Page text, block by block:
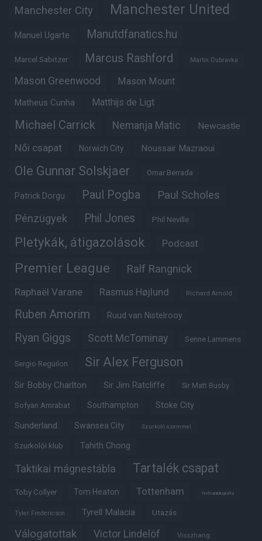
Manchester City Manchester United
Manuel Ugarte Manutdfanatics.hu
Marcel Sabitzer Marcus Rashford Martin Dubravka
Mason Greenwood Mason Mount
Matheus Cunha Matthijs de Ligt
Michael Carrick Nemanja Matic Newcastle
Női csapat Norwich City Noussair Mazraoui
Ole Gunnar Solskjaer Omar Berrada
Patrick Dorgu Paul Pogba Paul Scholes
Pénzügyek Phil Jones Phil Neville
Pletykák, átigazolások Podcast
Premier League Ralf Rangnick
Raphaël Varane Rasmus Højlund Richard Arnold
Ruben Amorim Ruud van Nistelrooy
Ryan Giggs Scott McTominay Senne Lammens
Sergio Reguilon Sir Alex Ferguson
Sir Bobby Charlton Sir Jim Ratcliffe Sir Matt Busby
Sofyan Amrabat Southampton Stoke City
Sunderland Swansea City Szurkoló szemmel
Szurkolói klub Tahith Chong
Taktikai mágnestábla Tartalék csapat
Toby Collyer Tom Heaton Tottenham Trófeabibliográfia
Tyler Fredericson Tyrell Malacia Utazás
Válogatottak Victor Lindelöf Visszhang